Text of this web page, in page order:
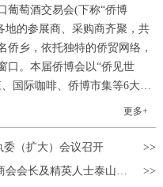
葡萄酒交易会(下称“侨博
地的参展商、采购商齐聚，共
乡，依托独特的侨贸网络，
口。本届侨博会以“侨见世
国际咖啡、侨博市集等6大主
及侨团150余家，展出展销3
(Daniele Girolami)在青田友
更多+
（扩大）会议召开